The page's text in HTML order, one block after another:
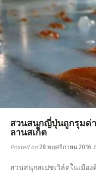
ไลฟ์สไตล์
วัฒนธรรม
เทคโนโลยี
บานาน่ารีวิว
สวนสนุกญี่ปุ่นถูกรุมด่
ลานสเก็ต
Posted on 28 พฤศจิกายน 2016
สวนสนุกสเปซเวิล์ดในเมือ